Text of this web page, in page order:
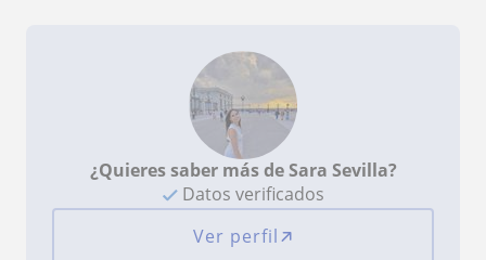
¿Quieres saber más de Sara Sevilla?
Datos verificados
Ver perfil